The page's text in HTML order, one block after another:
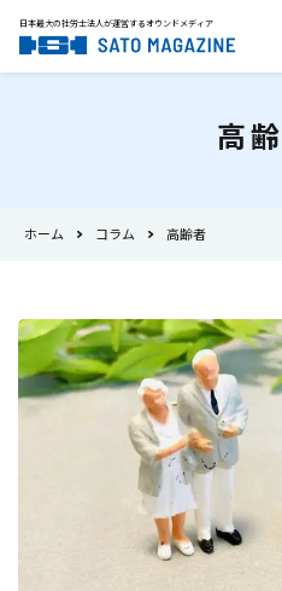
日本最大の社労士法人が運営するオウンドメディア
SATO MAGAZINEとは
新着
トピックス
相談・顧問契約
社
書式・書き方
就業
育児休業
36協定
労災保険
健康保険
高
ホーム コラム 高齢者